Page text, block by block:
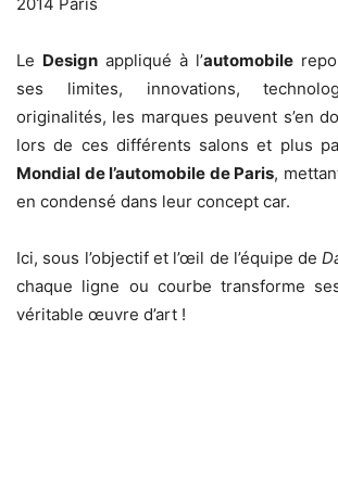
Le Design appliqué à l’automobile
ses limites, innovations,
originalités, les marques peuvent s’en
lors de ces différents salons et plus
Mondial de l’automobile de Paris,
en condensé dans leur concept car.
Ici, sous l’objectif et l’œil de l’équipe de
chaque ligne ou courbe transforme
véritable œuvre d’art !